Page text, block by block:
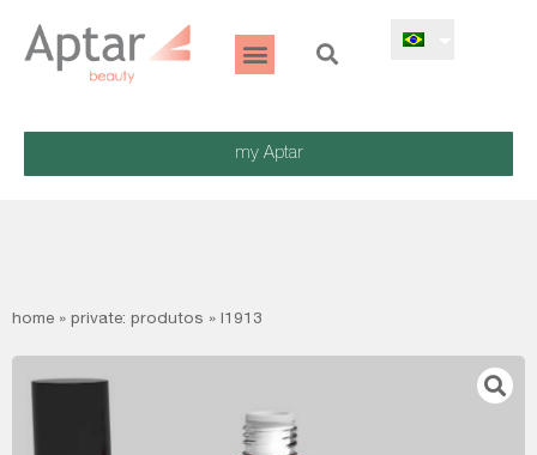
my Aptar
home » private: produtos » l1913